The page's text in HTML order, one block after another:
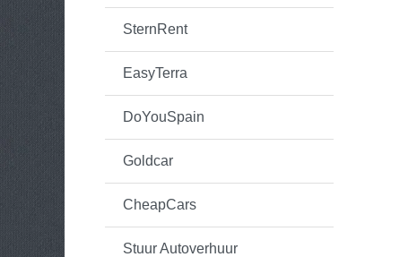
SternRent
EasyTerra
DoYouSpain
Goldcar
CheapCars
Stuur Autoverhuur